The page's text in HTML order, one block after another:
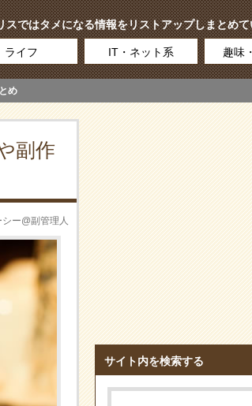
ではタメになる情報をリストアップしまとめ
ライフ IT・ネット系 趣味
め
副作
シー@副管理人
サイト内を検索する